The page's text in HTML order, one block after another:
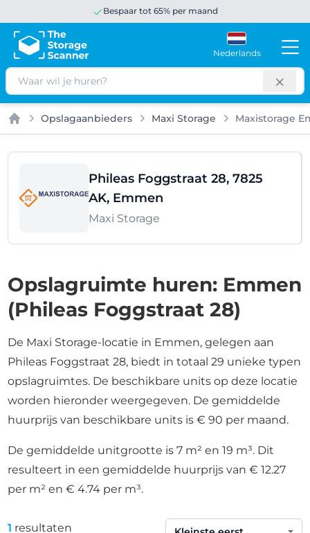
Bespaar tot 65% per maand
Nederlands
Zoeken
Home
Opslagaanbieders Maxi Storage Maxistorage
Phileas Foggstraat 28, 7825
AK, Emmen
Maxi Storage
Opslagruimte huren: Emmen
(Phileas Foggstraat 28)
De Maxi Storage-locatie in Emmen, gelegen aan
Phileas Foggstraat 28, biedt in totaal 29 unieke typen
opslagruimtes. De beschikbare units op deze locatie
worden hieronder weergegeven. De gemiddelde
huurprijs van beschikbare units is € 90 per maand.
De gemiddelde unitgrootte is 7 m² en 19 m³. Dit
resulteert in een gemiddelde huurprijs van € 12.27
per m² en € 4.74 per m³.
1 resultaten